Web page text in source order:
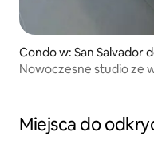
Condo w: San Salvador
Nowoczesne studio ze
Miejsca do